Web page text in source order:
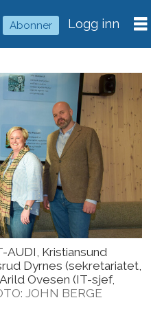
Abonner Logg inn
Kristiansund
Dyrnes (sekretariatet,
Ovesen (IT-sjef,
JOHN BERGE